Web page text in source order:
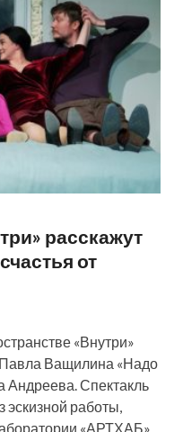
расскажут
от
«Внутри»
Павла Ващилина «Надо
Андреева. Спектакль
эскизной работы,
«АРТХАБ»